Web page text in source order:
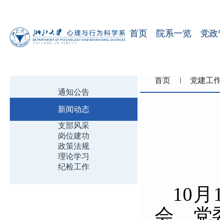
首页 院系一览 党
通知公告
新闻动态
支部风采
岗位建功
政策法规
理论学习
纪检工作
首页 党建工
10 月
会。党